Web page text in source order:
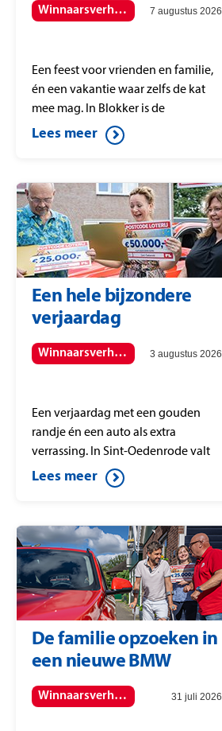
Winnaarsverhalen 7 augustus 2026
Een feest voor vrienden en familie,
én een vakantie waar zelfs de kat
mee mag. In Blokker is de
PostcodeStraatprijs gevallen op
postcode 1695 HJ en dat zorgt voor
Lees meer
Een hele bijzondere
verjaardag
Winnaarsverhalen 3 augustus 2026
Een verjaardag met een gouden
randje én een auto als extra
verrassing. In Sint-Oedenrode valt
de PostcodeStraatprijs op postcode
5491 KS en dat maakt de dag voor
Lees meer
De familie opzoeken in
een nieuwe BMW
Winnaarsverhalen 31 juli 2026